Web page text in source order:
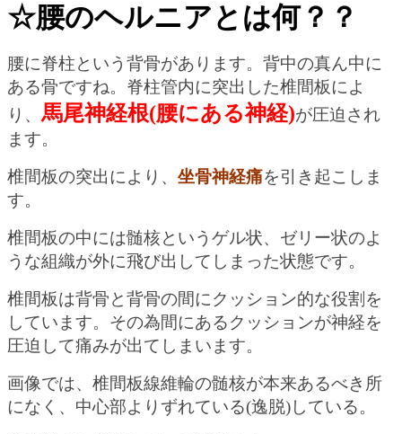
☆腰のヘルニアとは何？？
腰に脊柱という背骨があります。背中の真ん中に
ある骨ですね。脊柱管内に突出した椎間板によ
り、馬尾神経根(腰にある神経)が圧迫され
ます。
椎間板の突出により、 坐骨神経痛を引き起こしま
す。
椎間板の中には髄核というゲル状、ゼリー状のよ
うな組織が外に飛び出してしまった状態です。
椎間板は背骨と背骨の間にクッション的な役割を
しています。その為間にあるクッションが神経を
圧迫して痛みが出てしまいます。
画像では、椎間板線維輪の髄核が本来あるべき所
になく、中心部よりずれている(逸脱)している。